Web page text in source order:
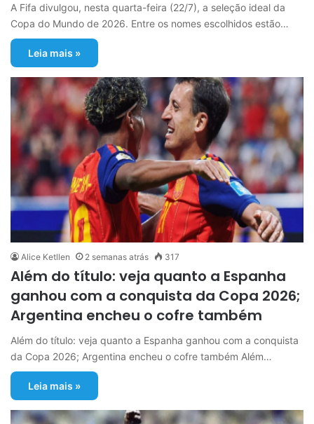
A Fifa divulgou, nesta quarta-feira (22/7), a seleção ideal da
Copa do Mundo de 2026. Entre os nomes escolhidos estão…
Leia mais »
Alice Ketllen 2 semanas atrás 317
Além do título: veja quanto a Espanha
ganhou com a conquista da Copa 2026;
Argentina encheu o cofre também
Além do título: veja quanto a Espanha ganhou com a conquista
da Copa 2026; Argentina encheu o cofre também Além…
Leia mais »